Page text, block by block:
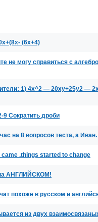
(6x+4)
не могу справиться с
1) 4x^2 — 20xy+25y2 —
9 Сократить дроби
на 8 вопросов теста, а
came .things started to change
АНГЛИЙСКОМ!
похоже в русском и
из двух